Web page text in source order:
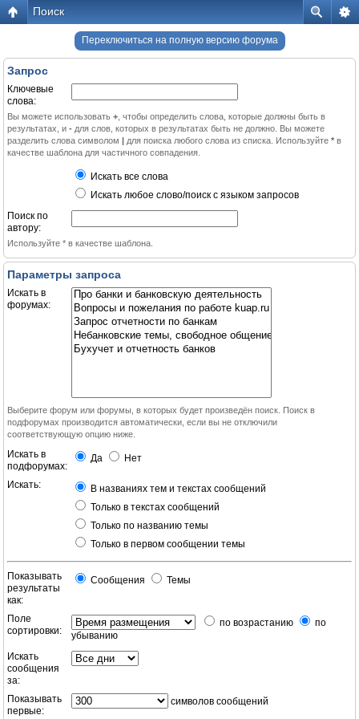
Поиск
Переключиться на полную версию форума
Запрос
Ключевые
слова:
Вы можете использовать + , чтобы определить слова, которые должны быть в
результатах, и - для слов, которых в результатах быть не должно. Вы можете
разделить слова символом | для поиска любого слова из списка. Используйте * в
качестве шаблона для частичного совпадения.
Искать все слова
Искать любое слово/поиск с языком запросов
Поиск по
автору:
Используйте * в качестве шаблона.
Параметры запроса
Искать в
форумах:
Выберите форум или форумы, в которых будет произведён поиск. Поиск в
подфорумах производится автоматически, если вы не отключили
соответствующую опцию ниже.
Искать в
подфорумах:
Да Нет
Искать:
В названиях тем и текстах сообщений
Только в текстах сообщений
Только по названию темы
Только в первом сообщении темы
Показывать
результаты
как:
Сообщения Темы
Поле
сортировки:
по возрастанию
по
убыванию
Искать
сообщения
за:
Показывать
первые:
символов сообщений